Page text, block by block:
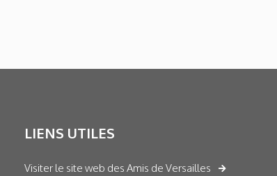
LIENS UTILES
Visiter le site web des Amis de Versailles